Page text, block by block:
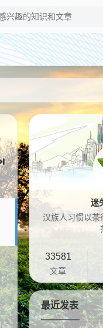
迷
汉族人习惯以茶
33581
文章
最近发表